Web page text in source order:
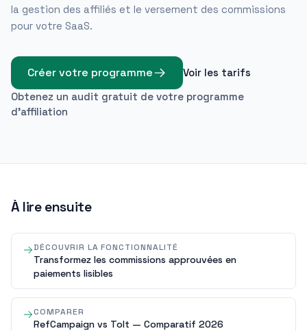
la gestion des affiliés et le versement des commissions
pour votre SaaS.
Créer votre programme
Voir les tarifs
Obtenez un audit gratuit de votre programme
d'affiliation
À lire ensuite
DÉCOUVRIR LA FONCTIONNALITÉ
Transformez les commissions approuvées en
paiements lisibles
COMPARER
RefCampaign vs Tolt — Comparatif 2026